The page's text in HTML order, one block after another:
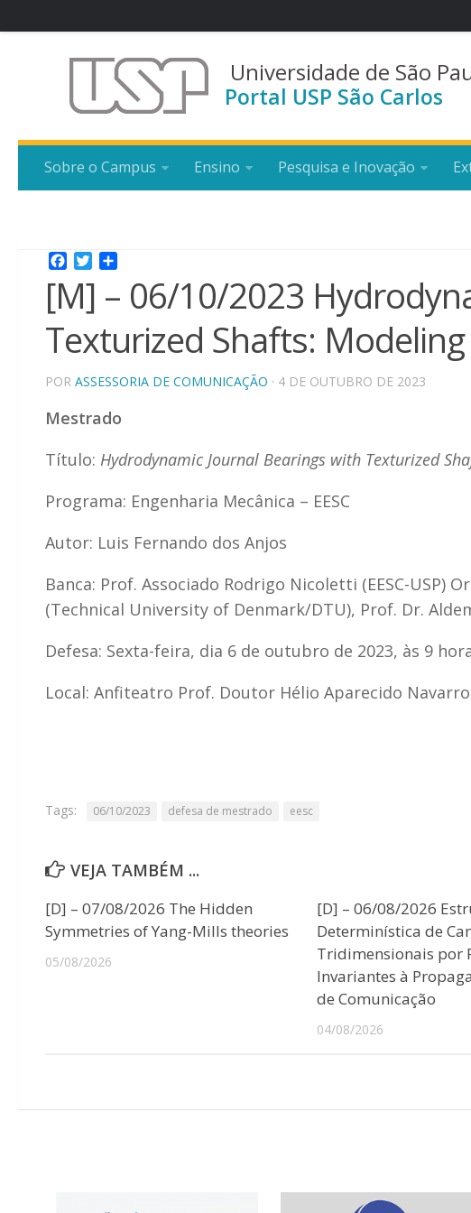
Universidade de São
Portal USP São Carlos
Sobre o Campus Ensino Pesquisa e Inovação
Facebook
Twitter
[M] – 06/10/2023
Texturized Shafts:
POR ASSESSORIA DE COMUNICAÇÃO · 4 DE OUTUBRO DE 2023
Mestrado
Título: Hydrodynamic Journal Bearings with Texturized
Programa: Engenharia Mecânica – EESC
Autor: Luis Fernando dos Anjos
Banca: Prof. Associado Rodrigo Nicoletti (EESC-USP)
(Technical University of Denmark/DTU), Prof. Dr.
Defesa: Sexta-feira, dia 6 de outubro de 2023, às 9
Local: Anfiteatro Prof. Doutor Hélio Aparecido Navarro
Tags: 06/10/2023 defesa de mestrado eesc
VEJA TAMBÉM ...
[D] – 07/08/2026 The Hidden
Symmetries of Yang-Mills theories
05/08/2026
[D] – 06/08/2026
Determinística de
Tridimensionais por
Invariantes à
de Comunicação
04/08/2026